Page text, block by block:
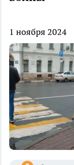
1 ноября 2024